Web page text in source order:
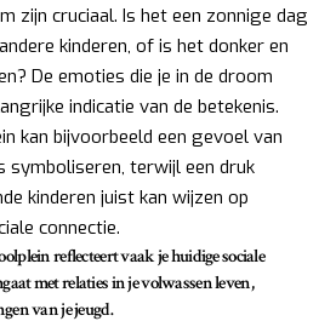
zijn cruciaal. Is het een zonnige dag
kinderen, of is het donker en
De emoties die je in de droom
indicatie van de betekenis.
kan bijvoorbeeld een gevoel van
symboliseren, terwijl een druk
kinderen juist kan wijzen op
connectie.
reflecteert vaak je huidige sociale
met relaties in je volwassen leven,
van je jeugd.